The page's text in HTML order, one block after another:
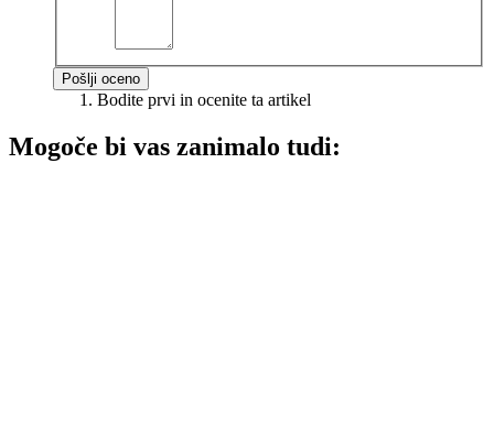
Pošlji oceno
Bodite prvi in ocenite ta artikel
Mogoče bi vas zanimalo tudi: